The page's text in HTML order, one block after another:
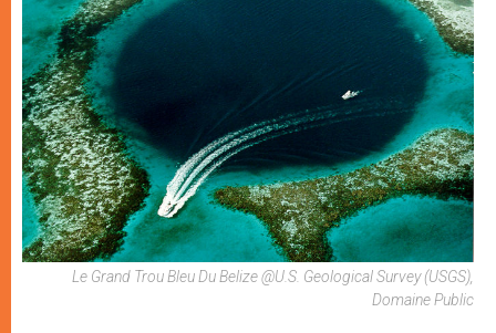
Le Grand Trou Bleu Du Belize @U.S. Geological Survey (USGS),
Domaine Public